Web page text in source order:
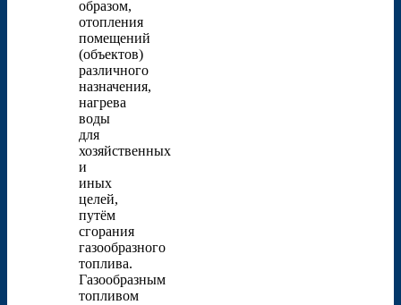
образом,
отопления
помещений
(объектов)
различного
назначения,
нагрева
воды
для
хозяйственных
и
иных
целей,
путём
сгорания
газообразного
топлива.
Газообразным
топливом